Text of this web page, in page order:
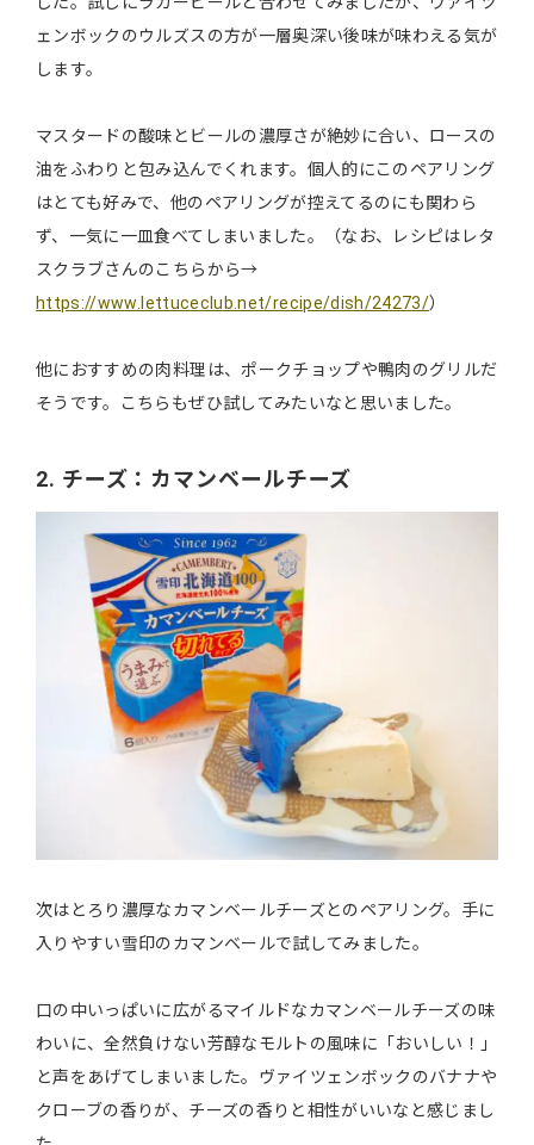
ェンボックのウルズスの方が一層奥深い後味が味わえる気が
します。
マスタードの酸味とビールの濃厚さが絶妙に合い、ロースの
油をふわりと包み込んでくれます。個人的にこのペアリング
はとても好みで、他のペアリングが控えてるのにも関わら
ず、一気に一皿食べてしまいました。（なお、レシピはレタ
スクラブさんのこちらから→
https://www.lettuceclub.net/recipe/dish/24273/）
他におすすめの肉料理は、ポークチョップや鴨肉のグリルだ
そうです。こちらもぜひ試してみたいなと思いました。
2. チーズ：カマンベールチーズ
次はとろり濃厚なカマンベールチーズとのペアリング。手に
入りやすい雪印のカマンベールで試してみました。
口の中いっぱいに広がるマイルドなカマンベールチーズの味
わいに、全然負けない芳醇なモルトの風味に「おいしい！」
と声をあげてしまいました。ヴァイツェンボックのバナナや
クローブの香りが、チーズの香りと相性がいいなと感じまし